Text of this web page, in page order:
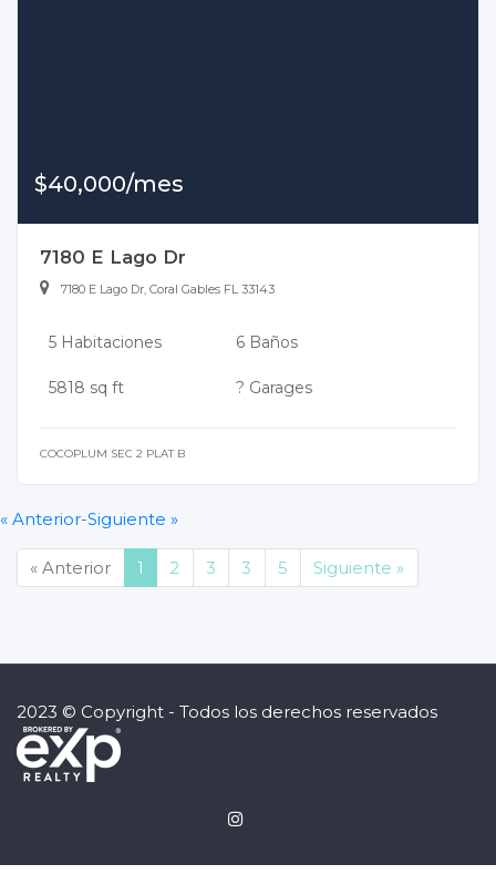
$40,000/mes
7180 E Lago Dr
7180 E Lago Dr, Coral Gables FL 33143
5 Habitaciones 6 Baños
5818 sq ft ? Garages
COCOPLUM SEC 2 PLAT B
« Anterior-Siguiente »
« Anterior 1 (current)
2 3 3 5 Siguiente »
2023 © Copyright - Todos los derechos reservados